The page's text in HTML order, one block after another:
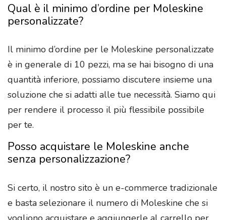
Qual è il minimo d’ordine per Moleskine
personalizzate?
Il minimo d’ordine per le Moleskine personalizzate
è in generale di 10 pezzi, ma se hai bisogno di una
quantità inferiore, possiamo discutere insieme una
soluzione che si adatti alle tue necessità. Siamo qui
per rendere il processo il più flessibile possibile
per te.
Posso acquistare le Moleskine anche
senza personalizzazione?
Si certo, il nostro sito è un e-commerce tradizionale
e basta selezionare il numero di Moleskine che si